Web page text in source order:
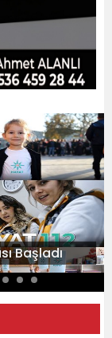
Başladı